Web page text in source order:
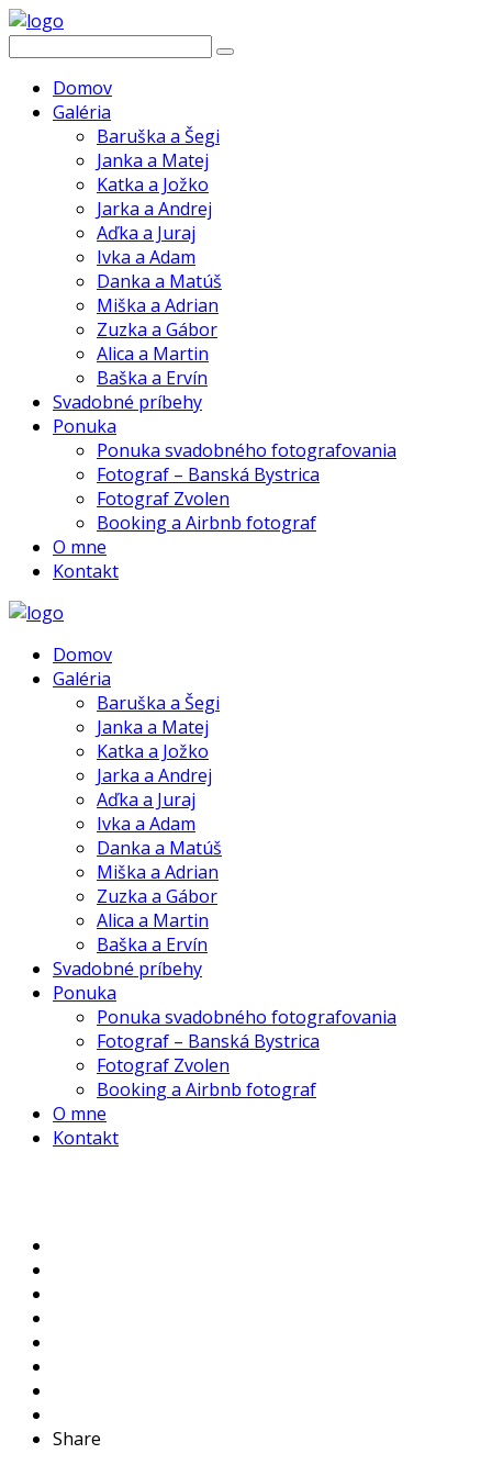
Domov
Galéria
Baruška a Šegi
Janka a Matej
Katka a Jožko
Jarka a Andrej
Aďka a Juraj
Ivka a Adam
Danka a Matúš
Miška a Adrian
Zuzka a Gábor
Alica a Martin
Baška a Ervín
Svadobné príbehy
Ponuka
Ponuka svadobného fotografovania
Fotograf – Banská Bystrica
Fotograf Zvolen
Booking a Airbnb fotograf
O mne
Kontakt
Domov
Galéria
Baruška a Šegi
Janka a Matej
Katka a Jožko
Jarka a Andrej
Aďka a Juraj
Ivka a Adam
Danka a Matúš
Miška a Adrian
Zuzka a Gábor
Alica a Martin
Baška a Ervín
Svadobné príbehy
Ponuka
Ponuka svadobného fotografovania
Fotograf – Banská Bystrica
Fotograf Zvolen
Booking a Airbnb fotograf
O mne
Kontakt
Share